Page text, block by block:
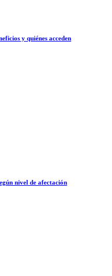
y quiénes acceden
nivel de afectación